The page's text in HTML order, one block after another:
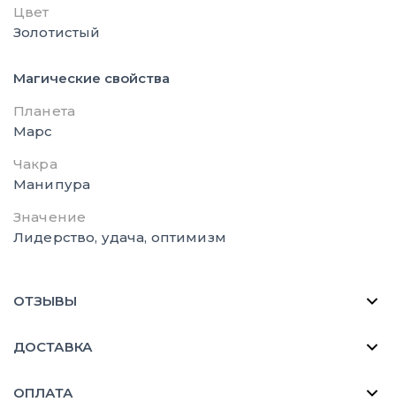
Цвет
Золотистый
Магические свойства
Планета
Марс
Чакра
Манипура
Значение
Лидерство, удача, оптимизм
ОТЗЫВЫ
ДОСТАВКА
ОПЛАТА